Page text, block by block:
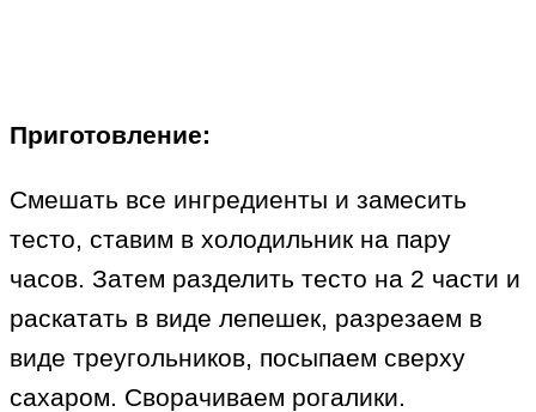
Приготовление:
Смешать все ингредиенты и замесить
тесто, ставим в холодильник на пару
часов. Затем разделить тесто на 2 части и
раскатать в виде лепешек, разрезаем в
виде треугольников, посыпаем сверху
сахаром. Сворачиваем рогалики.